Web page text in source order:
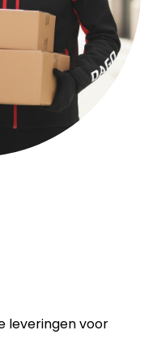
leveringen voor